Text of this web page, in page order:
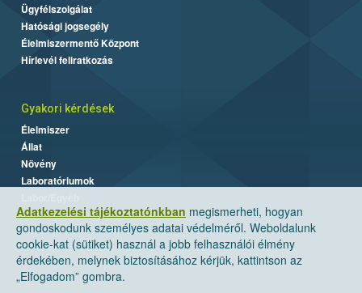
Adatkezelési tájékoztatónkban megismerheti, hogyan
gondoskodunk személyes adatai védelméről. Weboldalunk
cookie-kat (sütiket) használ a jobb felhasználói élmény
érdekében, melynek biztosításához kérjük, kattintson az
„Elfogadom” gombra.
Ügyfélszolgálat
Hatósági jogsegély
Élelmiszermentő Központ
Hírlevél feliratkozás
Gyakori kérdések
Élelmiszer
Állat
Növény
Laboratóriumok